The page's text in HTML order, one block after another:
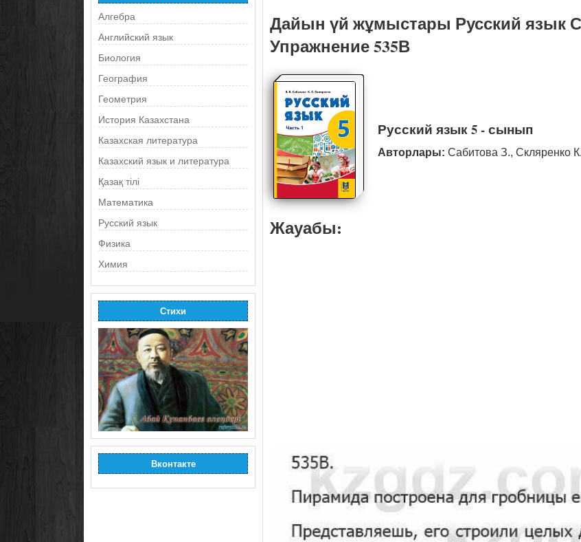
Алгебра
Английский язык
Биология
География
Геометрия
История Казахстана
Казахская литература
Казахский язык и литература
Қазақ тілі
Математика
Русский язык
Физика
Химия
Стихи
Вконтакте
Дайын үй жұмыстары Русский язык
Упражнение 535В
Русский язык 5 - сынып
Авторлары: Сабитова З., Скляренко К.
Жауабы: